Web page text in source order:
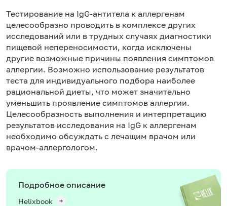
Тестирование на IgG-антитела к аллергенам
целесообразно проводить в комплексе других
исследований или в трудных случаях диагностики
пищевой непереносимости, когда исключены
другие возможные причины появления симптомов
аллергии. Возможно использование результатов
теста для индивидуального подбора наиболее
рациональной диеты, что может значительно
уменьшить проявление симптомов аллергии.
Целесообразность выполнения и интерпретацию
результатов исследования на IgG к аллергенам
необходимо обсуждать с лечащим врачом или
врачом-аллергологом.
Подробное описание
Helixbook